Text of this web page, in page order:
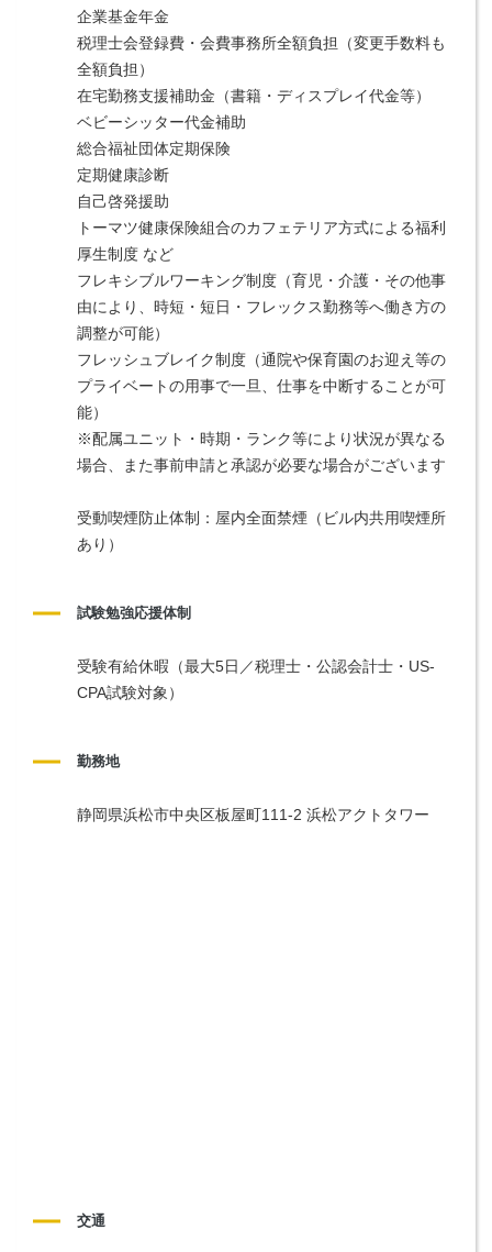
企業基金年金
税理士会登録費・会費事務所全額負担（変更手数料も
全額負担）
在宅勤務支援補助金（書籍・ディスプレイ代金等）
ベビーシッター代金補助
総合福祉団体定期保険
定期健康診断
自己啓発援助
トーマツ健康保険組合のカフェテリア方式による福利
厚生制度 など
フレキシブルワーキング制度（育児・介護・その他事
由により、時短・短日・フレックス勤務等へ働き方の
調整が可能）
フレッシュブレイク制度（通院や保育園のお迎え等の
プライベートの用事で一旦、仕事を中断することが可
能）
※配属ユニット・時期・ランク等により状況が異なる
場合、また事前申請と承認が必要な場合がございます
受動喫煙防止体制：屋内全面禁煙（ビル内共用喫煙所
あり）
試験勉強応援体制
受験有給休暇（最大5日／税理士・公認会計士・US-
CPA試験対象）
勤務地
静岡県浜松市中央区板屋町111-2 浜松アクトタワー
交通